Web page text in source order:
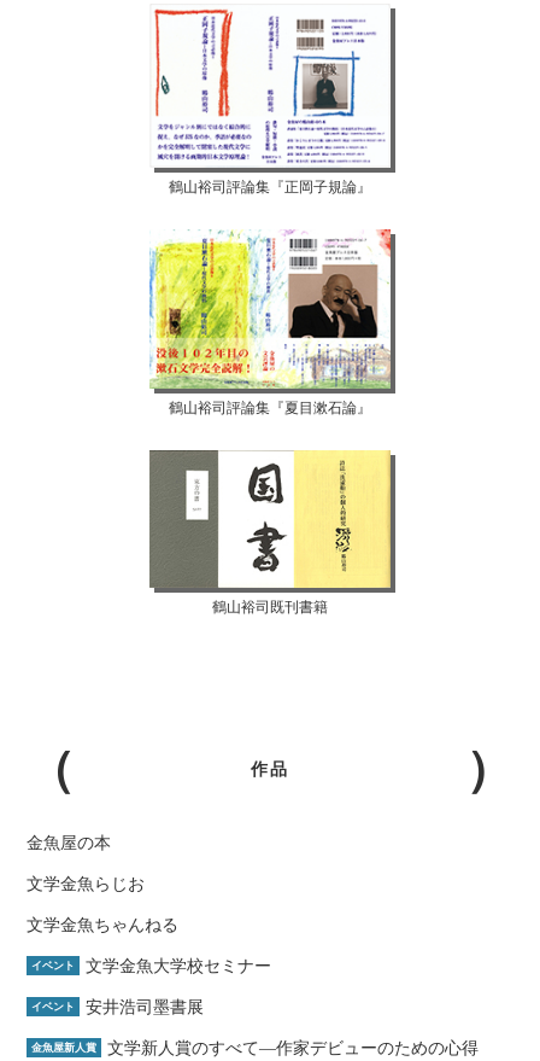
鶴山裕司評論集『正岡子規論』
鶴山裕司評論集『夏目漱石論』
鶴山裕司既刊書籍
作品
金魚屋の本
文学金魚らじお
文学金魚ちゃんねる
イベント 文学金魚大学校セミナー
イベント 安井浩司墨書展
金魚屋新人賞 文学新人賞のすべて―作家デビューのための心得